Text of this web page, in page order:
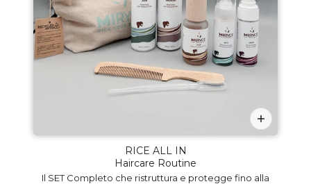
RICE ALL IN
Haircare Routine
Il SET Completo che ristruttura e protegge fino alla